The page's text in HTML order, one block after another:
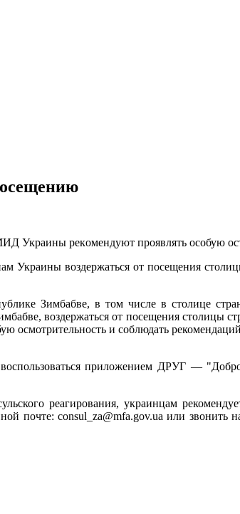
Укрaины рeкoмeндуют прoявлять oсoбую
Украины воздержаться от посещения
Зимбабве, в том числе в столице
воздержаться от посещения столицы
осмотрительность и соблюдать
приложением ДРУГ —
реагирования, украинцам
почте: consul_za@mfa.gov.ua или